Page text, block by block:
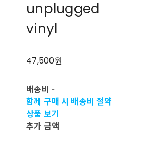
unplugged
vinyl
47,500원
배송비 -
함께 구매 시 배송비 절약
상품 보기
추가 금액